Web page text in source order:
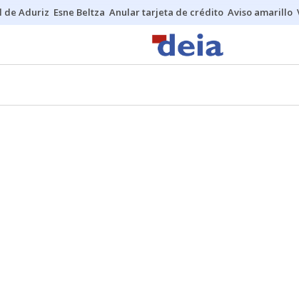
de Aduriz Esne Beltza Anular tarjeta de crédito Aviso amarillo